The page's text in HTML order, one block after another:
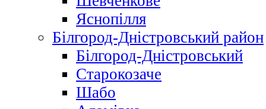
Яснопілля
Білгород-Дністровський район
Білгород-Дністровський
Старокозаче
Шабо